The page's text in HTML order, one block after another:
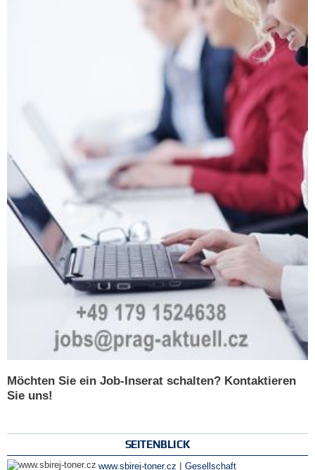
Möchten Sie ein Job-Inserat schalten? Kontaktieren
Sie uns!
SEITENBLICK
www.sbirej-toner.cz | Gesellschaft